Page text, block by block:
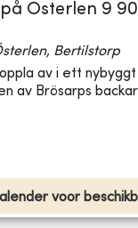
Österlen 9
Bertilstorp
av i ett nybyggt
av Brösarps
voor